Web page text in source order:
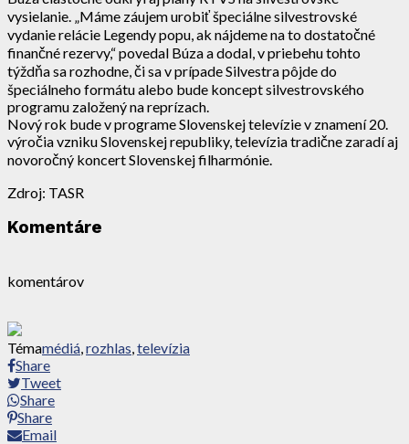
vysielanie. „Máme záujem urobiť špeciálne silvestrovské
vydanie relácie Legendy popu, ak nájdeme na to dostatočné
finančné rezervy,“ povedal Búza a dodal, v priebehu tohto
týždňa sa rozhodne, či sa v prípade Silvestra pôjde do
špeciálneho formátu alebo bude koncept silvestrovského
programu založený na reprízach.
Nový rok bude v programe Slovenskej televízie v znamení 20.
výročia vzniku Slovenskej republiky, televízia tradične zaradí aj
novoročný koncert Slovenskej filharmónie.
Zdroj: TASR
Komentáre
komentárov
Témamédiá,rozhlas,televízia
Share
Tweet
Share
Share
Email